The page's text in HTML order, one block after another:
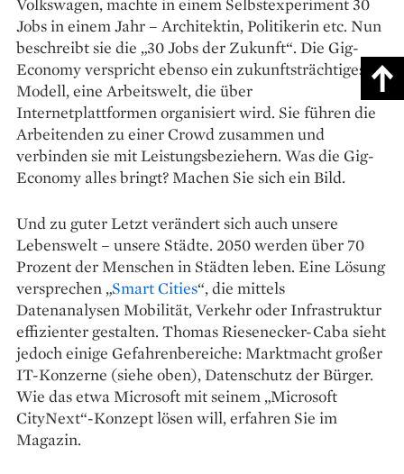
Jobs in einem Jahr – Architektin, Politikerin etc. Nun
beschreibt sie die „30 Jobs der Zukunft“. Die Gig-
Economy verspricht ebenso ein zukunftsträchtiges
Modell, eine Arbeitswelt, die über
Internetplattformen organisiert wird. Sie führen die
Arbeitenden zu einer Crowd zusammen und
verbinden sie mit Leistungsbeziehern. Was die Gig-
Economy alles bringt? Machen Sie sich ein Bild.
Und zu guter Letzt verändert sich auch unsere
Lebens­welt – unsere Städte. 2050 werden über 70
Prozent der Menschen in Städten leben. Eine Lösung
versprechen „Smart Cities“, die mittels
Datenanalysen Mobilität, Verkehr oder Infrastruktur
effizienter gestalten. Thomas Riesenecker-Caba sieht
jedoch einige Gefahrenbereiche: Marktmacht großer
IT-Konzerne (siehe oben), Datenschutz der Bürger.
Wie das etwa Microsoft mit seinem „Microsoft
CityNext“-Konzept lösen will, erfahren Sie im
Magazin.